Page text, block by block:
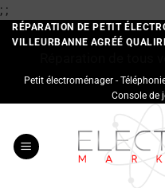
; ;Passer
au
contenu
RÉPARATION DE PETIT
VILLEURBANNE AGRÉÉ
Petit électroménager -
Console de